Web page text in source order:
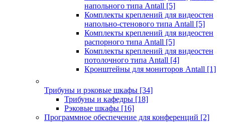
напольного типа Antall [5]
Комплекты креплений для видеостен
напольно-стенового типа Antall [5]
Комплекты креплений для видеостен
распорного типа Antall [5]
Комплекты креплений для видеостен
потолочного типа Antall [4]
Кронштейны для мониторов Antall [1]
Трибуны и рэковые шкафы [34]
Трибуны и кафедры [18]
Рэковые шкафы [16]
Программное обеспечение для конференций [2]